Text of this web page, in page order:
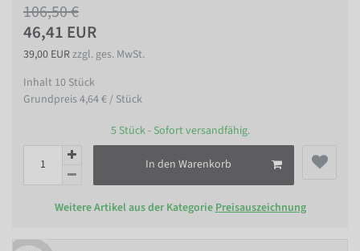
106,50 €
46,41 EUR
39,00 EURzzgl. ges. MwSt.
Inhalt 10 Stück
Grundpreis4,64 € / Stück
5 Stück - Sofort versandfähig.
In den Warenkorb
Weitere Artikel aus der Kategorie Preisauszeichnung